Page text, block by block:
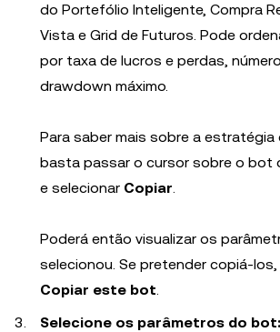
do Portefólio Inteligente, Compra
Vista e Grid de Futuros. Pode
por taxa de lucros e perdas,
drawdown máximo.
Para saber mais sobre a
basta passar o cursor sobre o bot
e selecionar Copiar.
Poderá então visualizar os
selecionou. Se pretender copiá-
Copiar este bot.
Selecione os parâmetros do bot: